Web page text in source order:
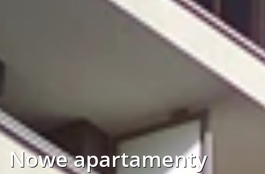
Nowe apartamenty